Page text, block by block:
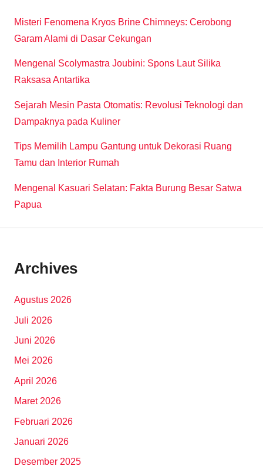
Misteri Fenomena Kryos Brine Chimneys: Cerobong
Garam Alami di Dasar Cekungan
Mengenal Scolymastra Joubini: Spons Laut Silika
Raksasa Antartika
Sejarah Mesin Pasta Otomatis: Revolusi Teknologi dan
Dampaknya pada Kuliner
Tips Memilih Lampu Gantung untuk Dekorasi Ruang
Tamu dan Interior Rumah
Mengenal Kasuari Selatan: Fakta Burung Besar Satwa
Papua
Archives
Agustus 2026
Juli 2026
Juni 2026
Mei 2026
April 2026
Maret 2026
Februari 2026
Januari 2026
Desember 2025